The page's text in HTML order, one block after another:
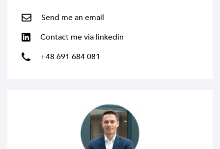
Send me an email
Contact me via linkedin
+48 691 684 081